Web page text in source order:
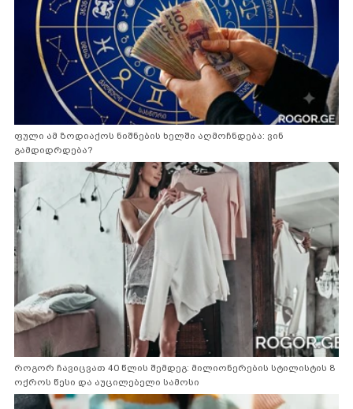
ფული ამ ზოდიაქოს ნიშნების ხელში აღმოჩნდება: ვინ
გამდიდრდება?
როგორ ჩავიცვათ 40 წლის შემდეგ: მილიონერების სტილისტის 8
ოქროს წესი და აუცილებელი სამოსი